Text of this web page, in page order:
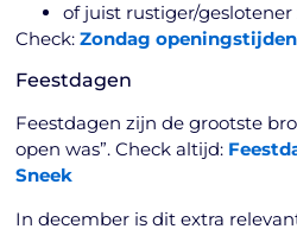
of juist rustiger/
Check:Zondag
Feestdagen
Feestdagen zijn de grootste
open was”. Check altijd:
Sneek
In december is dit extra